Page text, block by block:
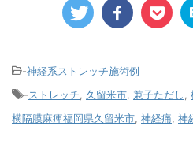
-神経系ストレッチ施術例
-ストレッチ, 久留米市, 兼子ただし,
横隔膜麻痺福岡県久留米市, 神経痛, 神